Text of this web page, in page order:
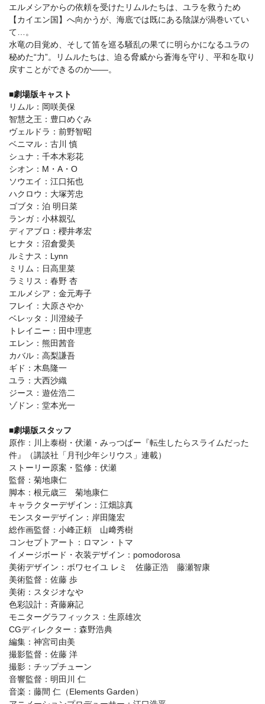
エルメシアからの依頼を受けたリムルたちは、ユラを救うため
【カイエン国】へ向かうが、海底では既にある陰謀が渦巻いてい
て…。
水竜の目覚め、そして笛を巡る騒乱の果てに明らかになるユラの
秘めた“力”。リムルたちは、迫る脅威から蒼海を守り、平和を取り
戻すことができるのか——。
■劇場版キャスト
リムル：岡咲美保
智慧之王：豊口めぐみ
ヴェルドラ：前野智昭
ベニマル：古川 慎
シュナ：千本木彩花
シオン：M・A・O
ソウエイ：江口拓也
ハクロウ：大塚芳忠
ゴブタ：泊 明日菜
ランガ：小林親弘
ディアブロ：櫻井孝宏
ヒナタ：沼倉愛美
ルミナス：Lynn
ミリム：日高里菜
ラミリス：春野 杏
エルメシア：金元寿子
フレイ：大原さやか
ベレッタ：川澄綾子
トレイニー：田中理恵
エレン：熊田茜音
カバル：高梨謙吾
ギド：木島隆一
ユラ：大西沙織
ジース：遊佐浩二
ゾドン：堂本光一
■劇場版スタッフ
原作：川上泰樹・伏瀬・みっつばー『転生したらスライムだった
件』（講談社「月刊少年シリウス」連載）
ストーリー原案・監修：伏瀬
監督：菊地康仁
脚本：根元歳三 菊地康仁
キャラクターデザイン：江畑諒真
モンスターデザイン：岸田隆宏
総作画監督：小峰正頼 山﨑秀樹
コンセプトアート：ロマン・トマ
イメージボード・衣装デザイン：pomodorosa
美術デザイン：ボワセイユ レミ 佐藤正浩 藤瀬智康
美術監督：佐藤 歩
美術：スタジオなや
色彩設計：斉藤麻記
モニターグラフィックス：生原雄次
CGディレクター：森野浩典
編集：神宮司由美
撮影監督：佐藤 洋
撮影：チップチューン
音響監督：明田川 仁
音楽：藤間 仁（Elements Garden）